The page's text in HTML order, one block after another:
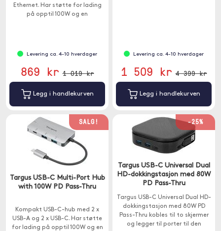
Ethernet. Har støtte for lading
på opptil 100W og en
Levering ca. 4-10 hverdager
869 kr 1 019 kr
Legg i handlekurven
Levering ca. 4-10 hverdager
1 509 kr 4 399 kr
Legg i handlekurven
SALG!
Targus USB-C Multi-Port Hub
with 100W PD Pass-Thru
Kompakt USB-C-hub med 2 x
USB-A og 2 x USB-C. Har støtte
for lading på opptil 100W og en
-25%
Targus USB-C Universal Dual
HD-dokkingstasjon med 80W
PD Pass-Thru
Targus USB-C Universal Dual HD-
dokkingstasjon med 80W PD
Pass-Thru kobles til to skjermer
og legger til porter til den